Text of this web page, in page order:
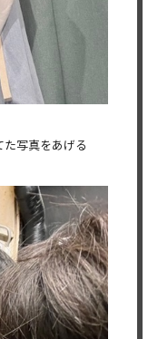
写真をあげる